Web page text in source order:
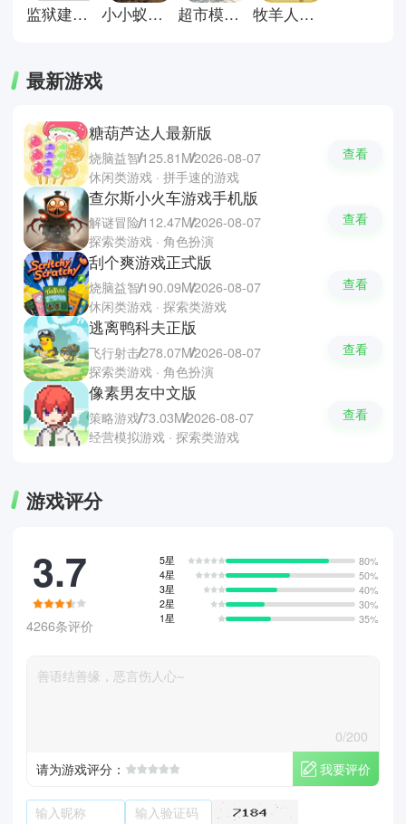
监狱建筑师完整版 小小蚁国安卓版 超市模拟器正版 牧羊人之心官方正版
最新游戏
糖葫芦达人最新版
烧脑益智125.81M2026-08-07
休闲类游戏 · 拼手速的游戏
查看
查尔斯小火车游戏手机版
解谜冒险112.47M2026-08-07
探索类游戏 · 角色扮演
查看
刮个爽游戏正式版
烧脑益智190.09M2026-08-07
休闲类游戏 · 探索类游戏
查看
逃离鸭科夫正版
飞行射击278.07M2026-08-07
探索类游戏 · 角色扮演
查看
像素男友中文版
策略游戏73.03M2026-08-07
经营模拟游戏 · 探索类游戏
查看
游戏评分
3.7
4266条评价
5星
80%
4星
50%
3星
40%
2星
30%
1星
35%
0/200
请为游戏评分：
我要评价